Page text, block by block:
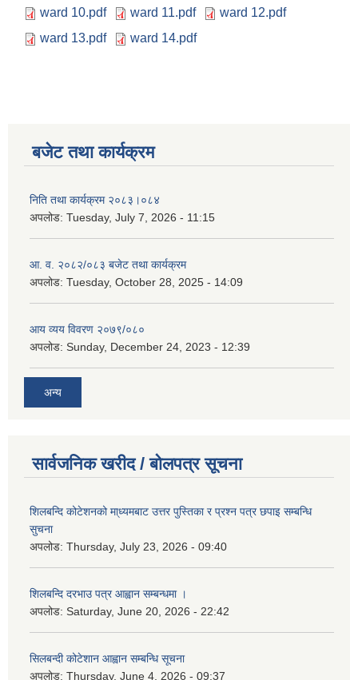
ward 10.pdf
ward 11.pdf
ward 12.pdf
ward 13.pdf
ward 14.pdf
बजेट तथा कार्यक्रम
निति तथा कार्यक्रम २०८३।०८४
अपलोड: Tuesday, July 7, 2026 - 11:15
आ. व. २०८२/०८३ बजेट तथा कार्यक्रम
अपलोड: Tuesday, October 28, 2025 - 14:09
आय व्यय विवरण २०७९/०८०
अपलोड: Sunday, December 24, 2023 - 12:39
अन्य
सार्वजनिक खरीद / बोलपत्र सूचना
शिलबन्दि कोटेशनको मा्ध्यमबाट उत्तर पुस्तिका र प्रश्न पत्र छपाइ सम्बन्धि
सुचना
अपलोड: Thursday, July 23, 2026 - 09:40
शिलबन्दि दरभाउ पत्र आह्वान सम्बन्धमा ।
अपलोड: Saturday, June 20, 2026 - 22:42
सिलबन्दी कोटेशान आह्वान सम्बन्धि सूचना
अपलोड: Thursday, June 4, 2026 - 09:37